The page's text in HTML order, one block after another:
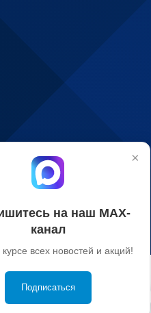
Контакты Вход
×
на наш МАХ-
канал
курсе всех новостей и акций!
Подписаться